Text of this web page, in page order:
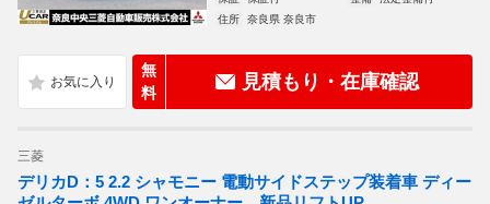
住所
奈良県 奈良市
無
料
見積もり・在庫確認
三菱
デリカD：5 2.2 シャモニー 電動サイドステップ装着車 ディー